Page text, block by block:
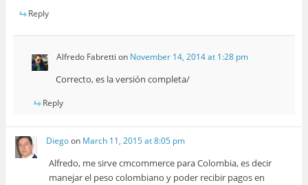
Reply
Alfredo Fabretti on November 14, 2014 at 1:28 pm
Correcto, es la versión completa/
Reply
Diegoon March 11, 2015 at 8:05 pm
Alfredo, me sirve cmcommerce para Colombia, es decir
manejar el peso colombiano y poder recibir pagos en